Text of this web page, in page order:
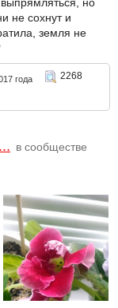
выпрямляться, но
не сохнут и
земля не
года
2268
в сообществе